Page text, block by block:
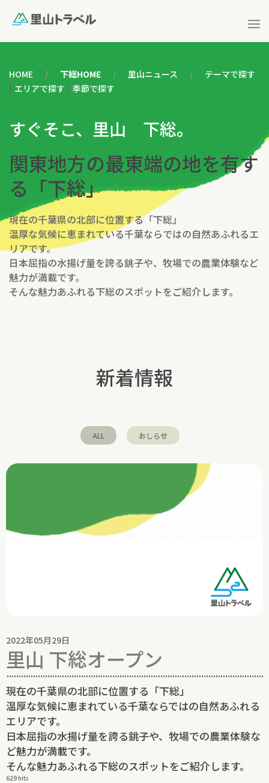
HOME 下総HOME 里山ニュース テーマで探す
| エリアで探す | 季節で探す
すぐそこ、里山 下総。
関東地方の最東端の地を有す
る「下総」
現在の千葉県の北部に位置する「下総」
温厚な気候に恵まれている千葉ならではの自然あふれるエ
リアです。
日本屈指の水揚げ量を誇る銚子や、牧場での農業体験など
魅力が満載です。
そんな魅力あふれる下総のスポットをご紹介します。
新着情報
ALL おしらせ
2022年05月29日
里山 下総オープン
現在の千葉県の北部に位置する「下総」
温厚な気候に恵まれている千葉ならではの自然あふれる
エリアです。
日本屈指の水揚げ量を誇る銚子や、牧場での農業体験な
ど魅力が満載です。
そんな魅力あふれる下総のスポットをご紹介します。
629 hits